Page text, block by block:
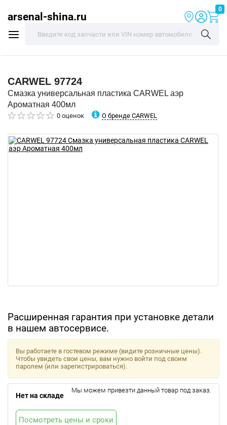
arsenal-shina.ru
0
CARWEL 97724
Смазка универсальная пластика CARWEL аэр
Ароматная 400мл
0 оценок О бренде CARWEL
Расширенная гарантия при установке детали
в нашем автосервисе.
Вы работаете в гостевом режиме (видите розничные цены).
Чтобы увидеть свои цены, вам нужно войти под своим
паролем (или зарегистрироваться).
Нет на складе
Мы можем привезти данный товар под заказ.
Посмотреть цены и сроки